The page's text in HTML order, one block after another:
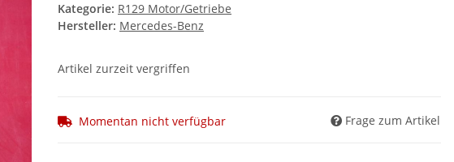
Kategorie: R129 Motor/Getriebe
Hersteller: Mercedes-Benz
Artikel zurzeit vergriffen
Momentan nicht verfügbar Frage zum Artikel